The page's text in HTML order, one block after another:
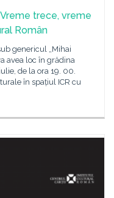
Vreme trece, vreme
Român
genericul „Mihai
avea loc în grădina
de la ora 19. 00.
în spațiul ICR cu